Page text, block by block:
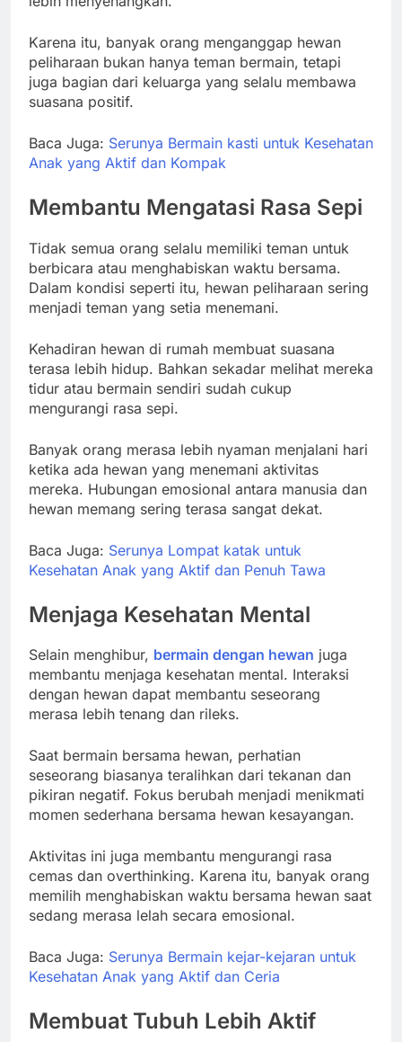
Karena itu, banyak orang menganggap hewan
peliharaan bukan hanya teman bermain, tetapi
juga bagian dari keluarga yang selalu membawa
suasana positif.
Baca Juga: Serunya Bermain kasti untuk Kesehatan
Anak yang Aktif dan Kompak
Membantu Mengatasi Rasa Sepi
Tidak semua orang selalu memiliki teman untuk
berbicara atau menghabiskan waktu bersama.
Dalam kondisi seperti itu, hewan peliharaan sering
menjadi teman yang setia menemani.
Kehadiran hewan di rumah membuat suasana
terasa lebih hidup. Bahkan sekadar melihat mereka
tidur atau bermain sendiri sudah cukup
mengurangi rasa sepi.
Banyak orang merasa lebih nyaman menjalani hari
ketika ada hewan yang menemani aktivitas
mereka. Hubungan emosional antara manusia dan
hewan memang sering terasa sangat dekat.
Baca Juga: Serunya Lompat katak untuk
Kesehatan Anak yang Aktif dan Penuh Tawa
Menjaga Kesehatan Mental
Selain menghibur, bermain dengan hewan juga
membantu menjaga kesehatan mental. Interaksi
dengan hewan dapat membantu seseorang
merasa lebih tenang dan rileks.
Saat bermain bersama hewan, perhatian
seseorang biasanya teralihkan dari tekanan dan
pikiran negatif. Fokus berubah menjadi menikmati
momen sederhana bersama hewan kesayangan.
Aktivitas ini juga membantu mengurangi rasa
cemas dan overthinking. Karena itu, banyak orang
memilih menghabiskan waktu bersama hewan saat
sedang merasa lelah secara emosional.
Baca Juga: Serunya Bermain kejar-kejaran untuk
Kesehatan Anak yang Aktif dan Ceria
Membuat Tubuh Lebih Aktif